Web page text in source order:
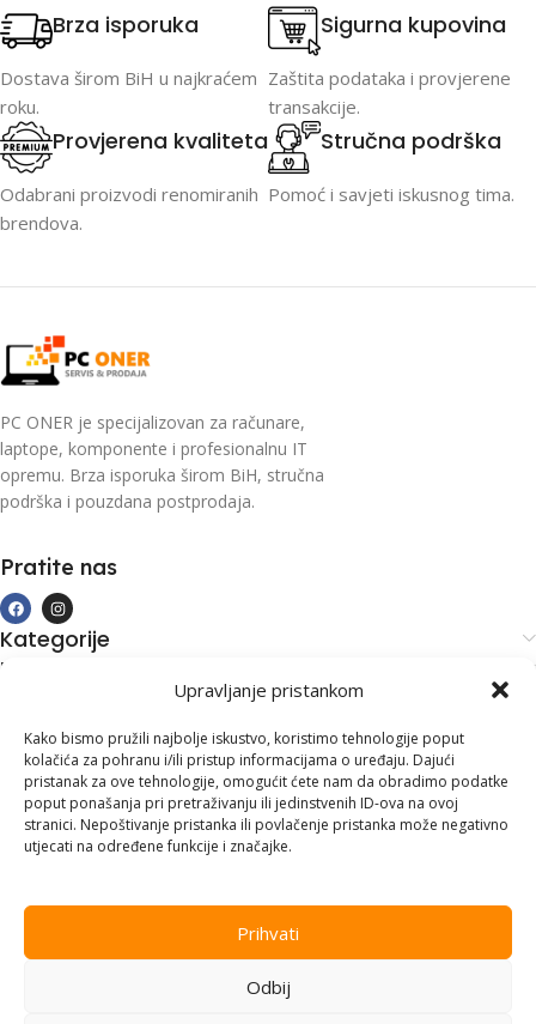
Upravljanje pristankom
Kako bismo pružili najbolje iskustvo, koristimo tehnologije poput
kolačića za pohranu i/ili pristup informacijama o uređaju. Dajući
pristanak za ove tehnologije, omogućit ćete nam da obradimo podatke
poput ponašanja pri pretraživanju ili jedinstvenih ID-ova na ovoj
stranici. Nepoštivanje pristanka ili povlačenje pristanka može negativno
utjecati na određene funkcije i značajke.
Prihvati
Odbij
Brza isporuka
Dostava širom BiH u najkraćem
roku.
Sigurna kupovina
Zaštita podataka i provjerene
transakcije.
Provjerena kvaliteta
Odabrani proizvodi renomiranih
brendova.
Stručna podrška
Pomoć i savjeti iskusnog tima.
PC ONER je specijalizovan za računare,
laptope, komponente i profesionalnu IT
opremu. Brza isporuka širom BiH, stručna
podrška i pouzdana postprodaja.
Pratite nas
Kategorije
Kupovina i podrška
Kontakt informacije
Branilaca Bosne, 75 300 Lukavac
+387 35 555 999
info@pconer.ba